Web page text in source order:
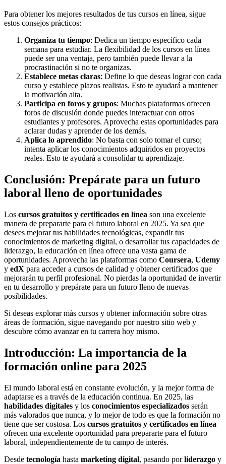
Para obtener los mejores resultados de tus cursos en línea, sigue
estos consejos prácticos:
Organiza tu tiempo: Dedica un tiempo específico cada
semana para estudiar. La flexibilidad de los cursos en línea
puede ser una ventaja, pero también puede llevar a la
procrastinación si no te organizas.
Establece metas claras: Define lo que deseas lograr con cada
curso y establece plazos realistas. Esto te ayudará a mantener
la motivación alta.
Participa en foros y grupos: Muchas plataformas ofrecen
foros de discusión donde puedes interactuar con otros
estudiantes y profesores. Aprovecha estas oportunidades para
aclarar dudas y aprender de los demás.
Aplica lo aprendido: No basta con solo tomar el curso;
intenta aplicar los conocimientos adquiridos en proyectos
reales. Esto te ayudará a consolidar tu aprendizaje.
Conclusión: Prepárate para un futuro
laboral lleno de oportunidades
Los cursos gratuitos y certificados en línea son una excelente
manera de prepararte para el futuro laboral en 2025. Ya sea que
desees mejorar tus habilidades tecnológicas, expandir tus
conocimientos de marketing digital, o desarrollar tus capacidades de
liderazgo, la educación en línea ofrece una vasta gama de
oportunidades. Aprovecha las plataformas como Coursera, Udemy
y edX para acceder a cursos de calidad y obtener certificados que
mejorarán tu perfil profesional. No pierdas la oportunidad de invertir
en tu desarrollo y prepárate para un futuro lleno de nuevas
posibilidades.
Si deseas explorar más cursos y obtener información sobre otras
áreas de formación, sigue navegando por nuestro sitio web y
descubre cómo avanzar en tu carrera hoy mismo.
Introducción: La importancia de la
formación online para 2025
El mundo laboral está en constante evolución, y la mejor forma de
adaptarse es a través de la educación continua. En 2025, las
habilidades digitales y los conocimientos especializados serán
más valorados que nunca, y lo mejor de todo es que la formación no
tiene que ser costosa. Los cursos gratuitos y certificados en línea
ofrecen una excelente oportunidad para prepararte para el futuro
laboral, independientemente de tu campo de interés.
Desde tecnología hasta marketing digital, pasando porliderazgo y